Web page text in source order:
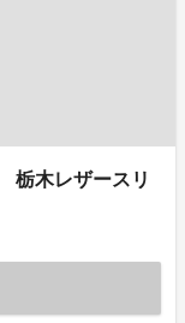
栃木レザースリ